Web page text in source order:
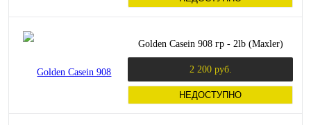
Golden Casein 908 гр - 2lb (Maxler)
2 200 руб.
НЕДОСТУПНО